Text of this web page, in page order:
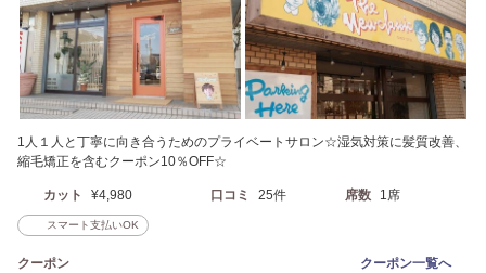
1人１人と丁寧に向き合うためのプライベートサロン☆湿気対策に髪質改善、
縮毛矯正を含むクーポン10％OFF☆
カット ¥4,980 口コミ 25件 席数 1席
スマート支払いOK
クーポン クーポン一覧へ